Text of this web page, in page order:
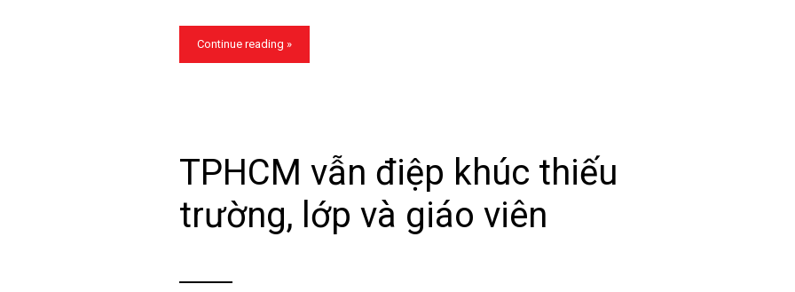
Continue reading »
TPHCM vẫn điệp khúc thiếu
trường, lớp và giáo viên